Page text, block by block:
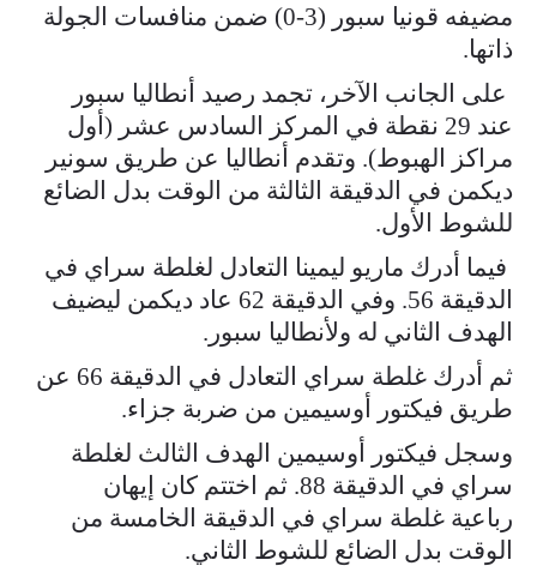
مضيفه قونيا سبور (3-0) ضمن منافسات الجولة
ذاتها.
على الجانب الآخر، تجمد رصيد أنطاليا سبور
عند 29 نقطة في المركز السادس عشر (أول
مراكز الهبوط). وتقدم أنطاليا عن طريق سونير
ديكمن في الدقيقة الثالثة من الوقت بدل الضائع
للشوط الأول.
فيما أدرك ماريو ليمينا التعادل لغلطة سراي في
الدقيقة 56. وفي الدقيقة 62 عاد ديكمن ليضيف
الهدف الثاني له ولأنطاليا سبور.
ثم أدرك غلطة سراي التعادل في الدقيقة 66 عن
طريق فيكتور أوسيمين من ضربة جزاء.
وسجل فيكتور أوسيمين الهدف الثالث لغلطة
سراي في الدقيقة 88. ثم اختتم كان إيهان
رباعية غلطة سراي في الدقيقة الخامسة من
الوقت بدل الضائع للشوط الثاني.